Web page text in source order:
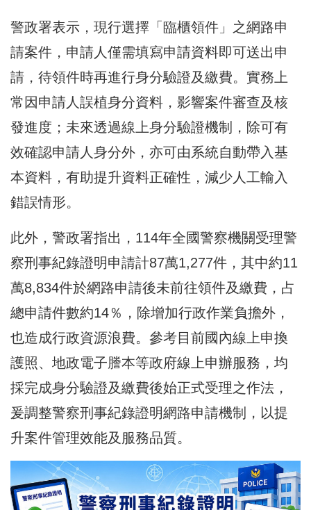
警政署表示，現行選擇「臨櫃領件」之網路申
請案件，申請人僅需填寫申請資料即可送出申
請，待領件時再進行身分驗證及繳費。實務上
常因申請人誤植身分資料，影響案件審查及核
發進度；未來透過線上身分驗證機制，除可有
效確認申請人身分外，亦可由系統自動帶入基
本資料，有助提升資料正確性，減少人工輸入
錯誤情形。
此外，警政署指出，114年全國警察機關受理警
察刑事紀錄證明申請計87萬1,277件，其中約11
萬8,834件於網路申請後未前往領件及繳費，占
總申請件數約14％，除增加行政作業負擔外，
也造成行政資源浪費。參考目前國內線上申換
護照、地政電子謄本等政府線上申辦服務，均
採完成身分驗證及繳費後始正式受理之作法，
爰調整警察刑事紀錄證明網路申請機制，以提
升案件管理效能及服務品質。